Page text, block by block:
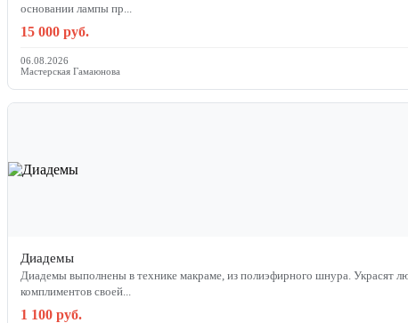
основании лампы пр...
15 000 руб.
06.08.2026
Мастерская Гамаюнова
Диадемы
Диадемы выполнены в технике макраме, из полиэфирного шнура. Украсят любой образ, и обеспечат 1000
комплиментов своей...
1 100 руб.